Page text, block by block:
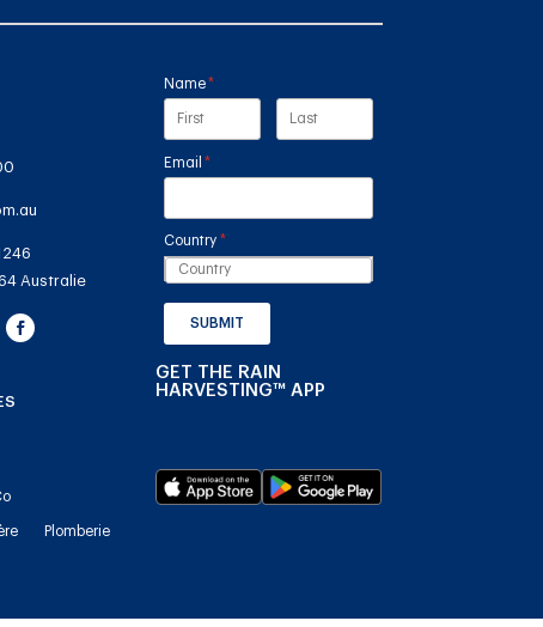
Australie
Plomberie
Name*
(required)
Email *
(required)
Country *(required)
SUBMIT
GET THE RAIN
HARVESTING™ APP